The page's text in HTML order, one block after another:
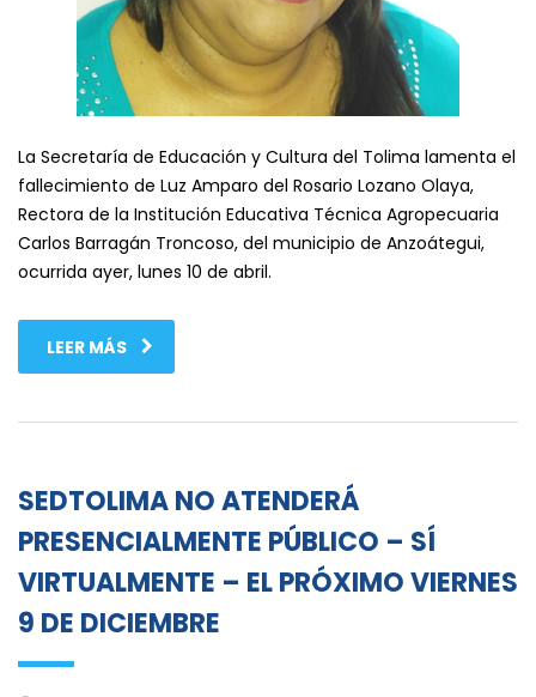
La Secretaría de Educación y Cultura del Tolima lamenta el
fallecimiento de Luz Amparo del Rosario Lozano Olaya,
Rectora de la Institución Educativa Técnica Agropecuaria
Carlos Barragán Troncoso, del municipio de Anzoátegui,
ocurrida ayer, lunes 10 de abril.
LEER MÁS
SEDTOLIMA NO ATENDERÁ
PRESENCIALMENTE PÚBLICO – SÍ
VIRTUALMENTE – EL PRÓXIMO VIERNES
9 DE DICIEMBRE